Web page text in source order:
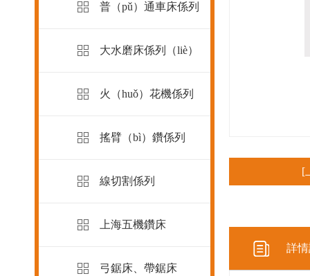
普（pǔ）通車床係列
大水磨床係列（liè）
火（huǒ）花機係列
搖臂（bì）鑽係列
線切割係列
上海五機鑽床
弓鋸床、帶鋸床
[
詳